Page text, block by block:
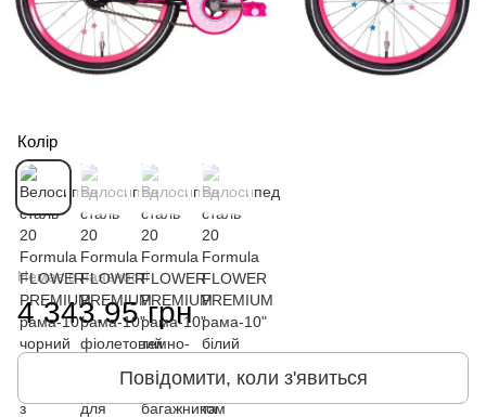
Колір
Немає в наявності
4 343.95 грн
Повідомити, коли з'явиться